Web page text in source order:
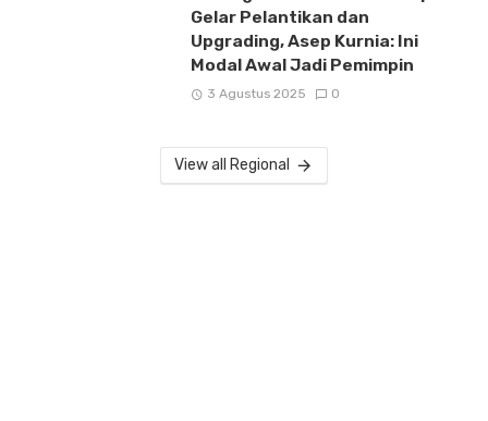
Gelar Pelantikan dan
Upgrading, Asep Kurnia: Ini
Modal Awal Jadi Pemimpin
3 Agustus 2025 0
View all Regional